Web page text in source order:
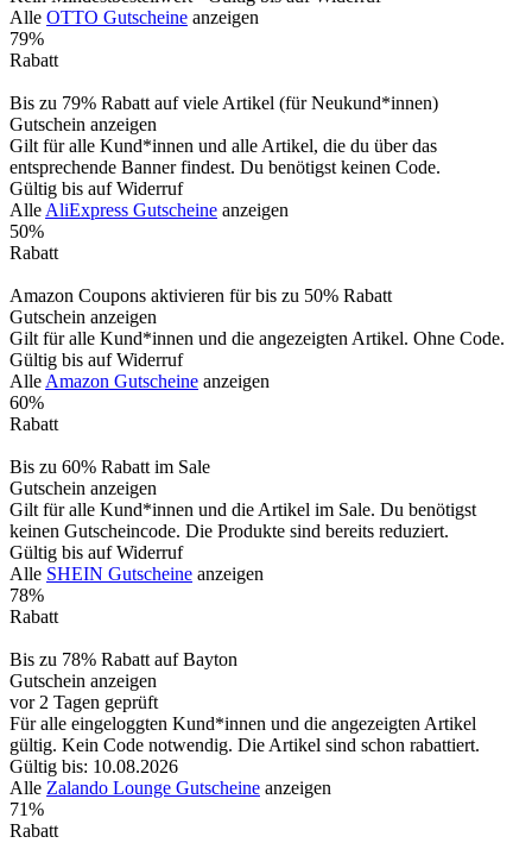
Alle OTTO Gutscheine anzeigen
79%
Rabatt
Bis zu 79% Rabatt auf viele Artikel (für Neukund*innen)
Gutschein anzeigen
Gilt für alle Kund*innen und alle Artikel, die du über das
entsprechende Banner findest. Du benötigst keinen Code.
Gültig bis auf Widerruf
AlleAliExpress Gutscheine anzeigen
50%
Rabatt
Amazon Coupons aktivieren für bis zu 50% Rabatt
Gutschein anzeigen
Gilt für alle Kund*innen und die angezeigten Artikel. Ohne Code.
Gültig bis auf Widerruf
AlleAmazon Gutscheine anzeigen
60%
Rabatt
Bis zu 60% Rabatt im Sale
Gutschein anzeigen
Gilt für alle Kund*innen und die Artikel im Sale. Du benötigst
keinen Gutscheincode. Die Produkte sind bereits reduziert.
Gültig bis auf Widerruf
Alle SHEIN Gutscheine anzeigen
78%
Rabatt
Bis zu 78% Rabatt auf Bayton
Gutschein anzeigen
vor 2 Tagen geprüft
Für alle eingeloggten Kund*innen und die angezeigten Artikel
gültig. Kein Code notwendig. Die Artikel sind schon rabattiert.
Gültig bis: 10.08.2026
Alle Zalando Lounge Gutscheine anzeigen
71%
Rabatt